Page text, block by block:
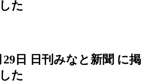
た
29日 日刊みなと新聞 に掲
た